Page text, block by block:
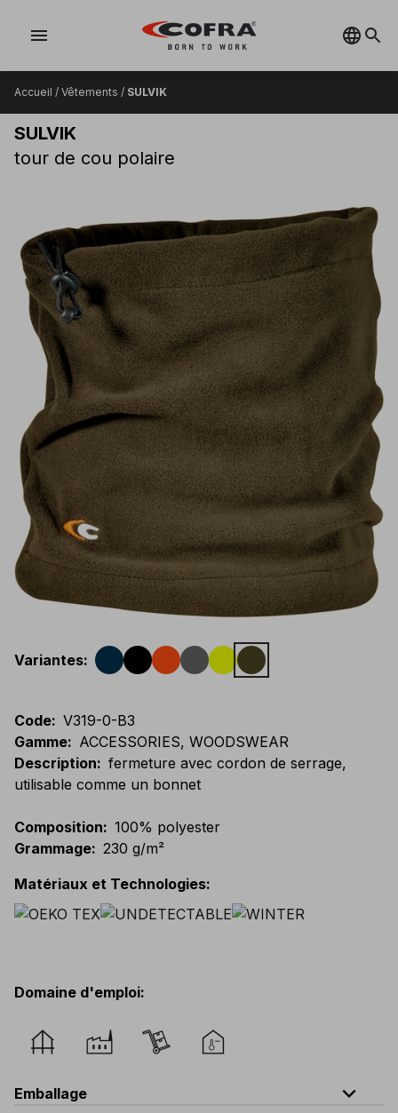
menu
Accueil / Vêtements / SULVIK
SULVIK
tour de cou polaire
Variantes:
Code: V319-0-B3
Gamme: ACCESSORIES, WOODSWEAR
Description: fermeture avec cordon de serrage,
utilisable comme un bonnet
Composition: 100% polyester
Grammage: 230 g/m²
Matériaux et Technologies:
Domaine d'emploi:
Emballage expand_less